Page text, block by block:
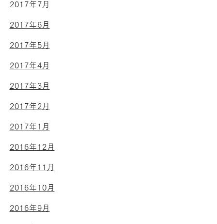
2017年7月
2017年6月
2017年5月
2017年4月
2017年3月
2017年2月
2017年1月
2016年12月
2016年11月
2016年10月
2016年9月